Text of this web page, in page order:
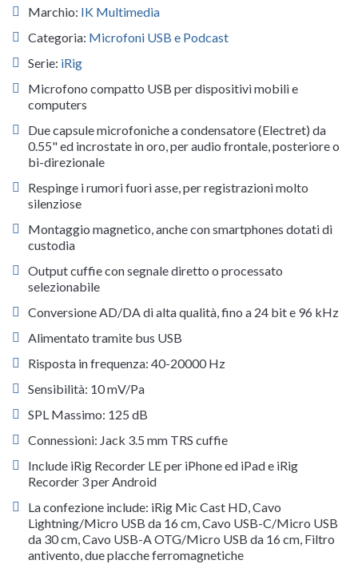
Marchio: IK Multimedia
Categoria: Microfoni USB e Podcast
Serie: iRig
Microfono compatto USB per dispositivi mobili e
computers
Due capsule microfoniche a condensatore (Electret) da
0.55" ed incrostate in oro, per audio frontale, posteriore o
bi-direzionale
Respinge i rumori fuori asse, per registrazioni molto
silenziose
Montaggio magnetico, anche con smartphones dotati di
custodia
Output cuffie con segnale diretto o processato
selezionabile
Conversione AD/DA di alta qualità, fino a 24 bit e 96 kHz
Alimentato tramite bus USB
Risposta in frequenza: 40-20000 Hz
Sensibilità: 10 mV/Pa
SPL Massimo: 125 dB
Connessioni: Jack 3.5 mm TRS cuffie
Include iRig Recorder LE per iPhone ed iPad e iRig
Recorder 3 per Android
La confezione include: iRig Mic Cast HD, Cavo
Lightning/Micro USB da 16 cm, Cavo USB-C/Micro USB
da 30 cm, Cavo USB-A OTG/Micro USB da 16 cm, Filtro
antivento, due placche ferromagnetiche